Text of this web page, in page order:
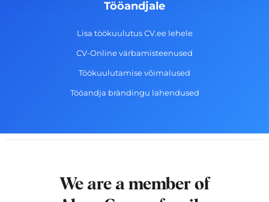
Tööandjale
Lisa töökuulutus CV.ee lehele
CV-Online värbamisteenused
Töökuulutamise võimalused
Tööandja brändingu lahendused
We are a member of